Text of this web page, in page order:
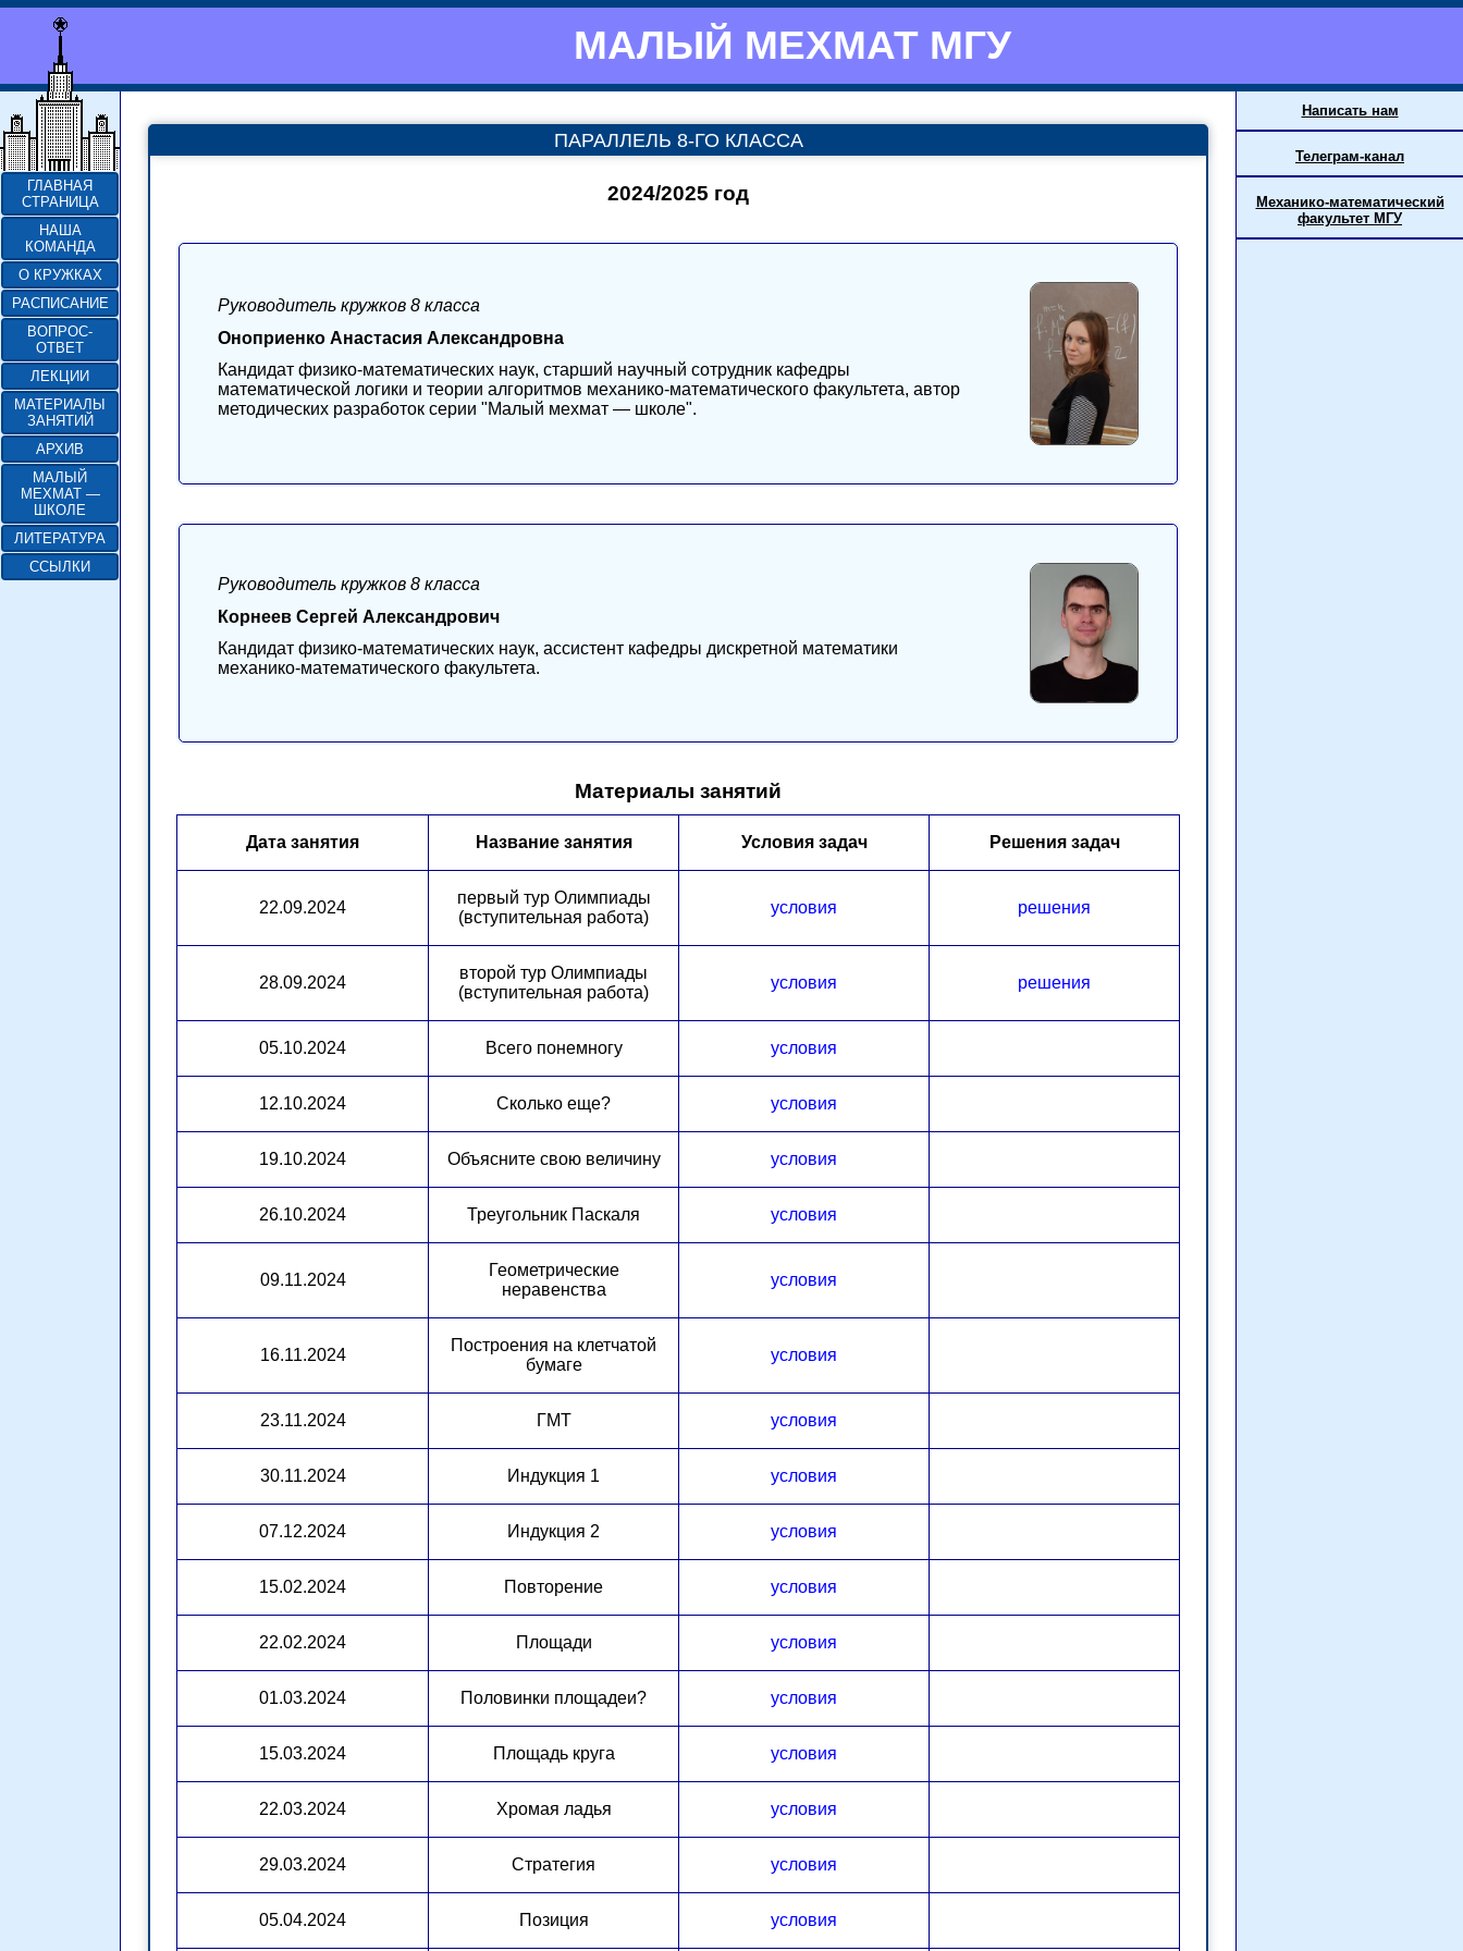
МАЛЫЙ МЕХМАТ МГУ
ГЛАВНАЯ
СТРАНИЦА
НАША
КОМАНДА
О КРУЖКАХ
РАСПИСАНИЕ
ВОПРОС-
ОТВЕТ
ЛЕКЦИИ
МАТЕРИАЛЫ
ЗАНЯТИЙ
АРХИВ
МАЛЫЙ
МЕХМАТ —
ШКОЛЕ
ЛИТЕРАТУРА
ССЫЛКИ
ПАРАЛЛЕЛЬ 8-ГО КЛАССА
2024/2025 год
Руководитель кружков 8 класса
Оноприенко Анастасия Александровна
Кандидат физико-математических наук, старший научный сотрудник кафедры
математической логики и теории алгоритмов механико-математического факультета, автор
методических разработок серии "Малый мехмат — школе".
Руководитель кружков 8 класса
Корнеев Сергей Александрович
Кандидат физико-математических наук, ассистент кафедры дискретной математики
механико-математического факультета.
Материалы занятий
Дата занятия Название занятия Условия задач Решения задач
22.09.2024
первый тур Олимпиады
(вступительная работа)
условия решения
28.09.2024
второй тур Олимпиады
(вступительная работа)
условия решения
05.10.2024 Всего понемногу условия
12.10.2024 Сколько еще? условия
19.10.2024 Объясните свою величину условия
26.10.2024 Треугольник Паскаля условия
09.11.2024
Геометрические
неравенства
условия
16.11.2024
Построения на клетчатой
бумаге
условия
23.11.2024 ГМТ условия
30.11.2024 Индукция 1 условия
07.12.2024 Индукция 2 условия
15.02.2024 Повторение условия
22.02.2024 Площади условия
01.03.2024 Половинки площадеи? условия
15.03.2024 Площадь круга условия
22.03.2024 Хромая ладья условия
29.03.2024 Стратегия условия
05.04.2024 Позиция условия
Написать нам
Телеграм-канал
Механико-математический
факультет МГУ